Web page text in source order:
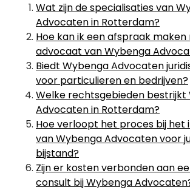
Wat zijn de specialisaties van
Advocaten in Rotterdam?
Hoe kan ik een afspraak
advocaat van Wybenga
Biedt Wybenga Advocaten
voor particulieren en bedrijven?
Welke rechtsgebieden bestrijkt
Advocaten in Rotterdam?
Hoe verloopt het proces bij het
van Wybenga Advocaten voor
bijstand?
Zijn er kosten verbonden aan
consult bij Wybenga